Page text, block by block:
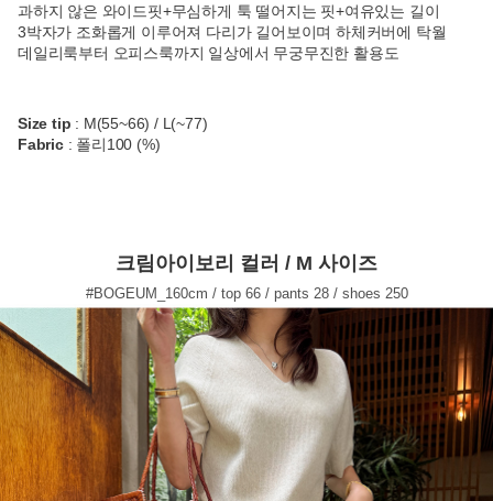
과하지 않은 와이드핏+무심하게 툭 떨어지는 핏+여유있는 길이
3박자가 조화롭게 이루어져 다리가 길어보이며 하체커버에 탁월
데일리룩부터 오피스룩까지 일상에서 무궁무진한 활용도
Size tip : M(55~66) / L(~77)
Fabric: 폴리100 (%)
크림아이보리 컬러 / M 사이즈
#BOGEUM_160cm / top 66 / pants 28 / shoes 250